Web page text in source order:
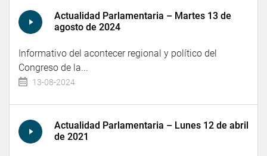
Actualidad Parlamentaria – Martes 13 de
agosto de 2024
Informativo del acontecer regional y político del
Congreso de la...
13-08-2024
Actualidad Parlamentaria – Lunes 12 de abril
de 2021